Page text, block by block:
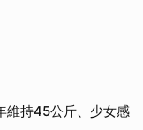
維持45公斤、少女感